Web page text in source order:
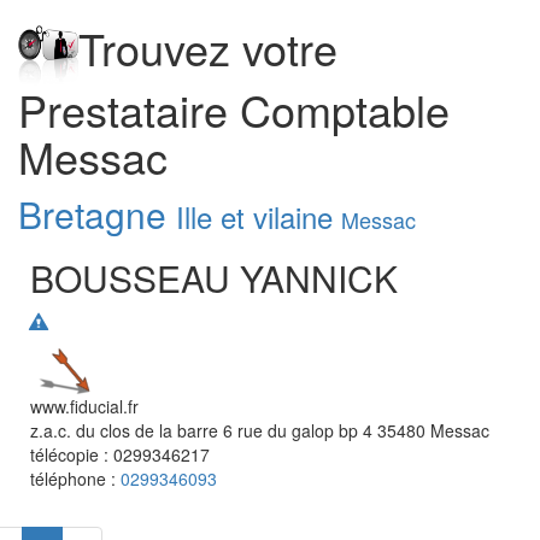
Trouvez votre
Prestataire Comptable
Messac
Bretagne Ille et vilaine Messac
BOUSSEAU YANNICK
www.fiducial.fr
z.a.c. du clos de la barre 6 rue du galop bp 4 35480 Messac
télécopie : 0299346217
téléphone : 0299346093